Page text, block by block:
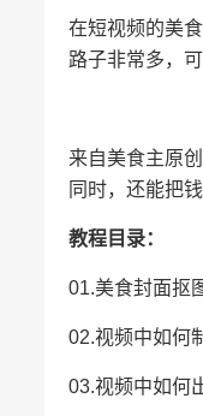
在短视频的美
路子非常多，
来自美食主原
同时，还能把钱
教程目录：
01.美食封面抠
02.视频中如何
03.视频中如何